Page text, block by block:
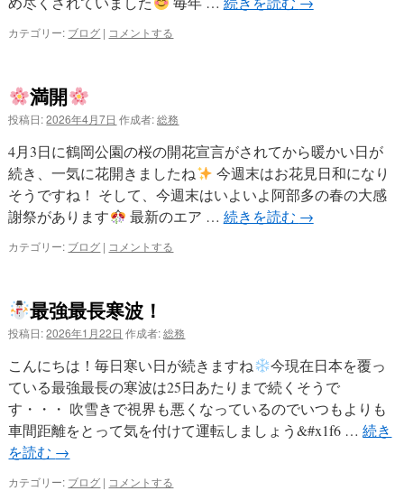
カテゴリー: ブログ | コメントする
満開
投稿日: 2026年4月7日 作成者: 総務
4月3日に鶴岡公園の桜の開花宣言がされてから暖かい日が
続き、一気に花開きましたね
今週末はお花見日和になり
そうですね！ そして、今週末はいよいよ阿部多の春の大感
謝祭があります
最新のエア … 続きを読む →
カテゴリー: ブログ | コメントする
最強最長寒波！
投稿日: 2026年1月22日 作成者: 総務
こんにちは！毎日寒い日が続きますね
今現在日本を覆っ
ている最強最長の寒波は25日あたりまで続くそうで
す・・・ 吹雪きで視界も悪くなっているのでいつもよりも
車間距離をとって気を付けて運転しましょう&#x1f6 …続き
を読む →
カテゴリー: ブログ | コメントする